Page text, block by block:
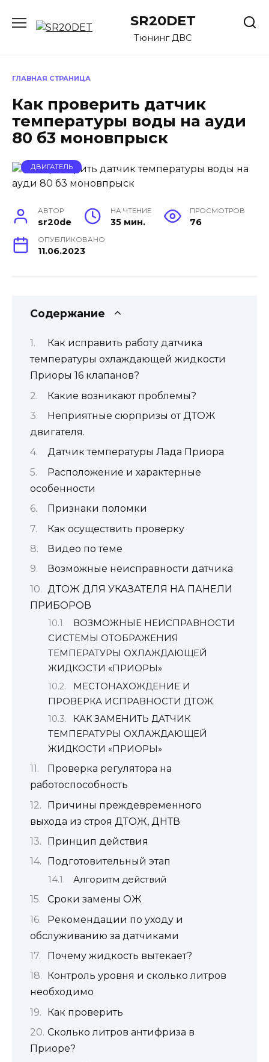
содержанию
SR20DET
Тюнинг ДВС
ГЛАВНАЯ СТРАНИЦА
Как проверить датчик
температуры воды на ауди
80 б3 моновпрыск
ДВИГАТЕЛЬ
АВТОР
sr20de
НА ЧТЕНИЕ
35 мин.
ПРОСМОТРОВ
76
ОПУБЛИКОВАНО
11.06.2023
Содержание
Как исправить работу датчика
температуры охлаждающей жидкости
Приоры 16 клапанов?
Какие возникают проблемы?
Неприятные сюрпризы от ДТОЖ
двигателя.
Датчик температуры Лада Приора
Расположение и характерные
особенности
Признаки поломки
Как осуществить проверку
Видео по теме
Возможные неисправности датчика
ДТОЖ ДЛЯ УКАЗАТЕЛЯ НА ПАНЕЛИ
ПРИБОРОВ
ВОЗМОЖНЫЕ НЕИСПРАВНОСТИ
СИСТЕМЫ ОТОБРАЖЕНИЯ
ТЕМПЕРАТУРЫ ОХЛАЖДАЮЩЕЙ
ЖИДКОСТИ «ПРИОРЫ»
МЕСТОНАХОЖДЕНИЕ И
ПРОВЕРКА ИСПРАВНОСТИ ДТОЖ
КАК ЗАМЕНИТЬ ДАТЧИК
ТЕМПЕРАТУРЫ ОХЛАЖДАЮЩЕЙ
ЖИДКОСТИ «ПРИОРЫ»
Проверка регулятора на
работоспособность
Причины преждевременного
выхода из строя ДТОЖ, ДНТВ
Принцип действия
Подготовительный этап
Алгоритм действий
Сроки замены ОЖ
Рекомендации по уходу и
обслуживанию за датчиками
Почему жидкость вытекает?
Контроль уровня и сколько литров
необходимо
Как проверить
Сколько литров антифриза в
Приоре?